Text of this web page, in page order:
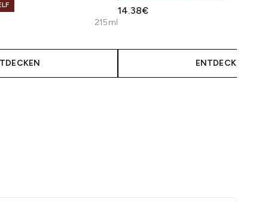
215ml
14.38€
ENTDECKEN